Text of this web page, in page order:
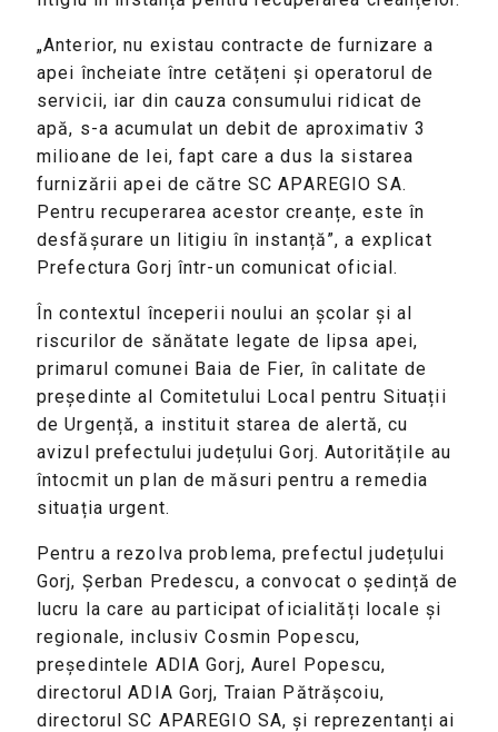
„Anterior, nu existau contracte de furnizare a
apei încheiate între cetățeni și operatorul de
servicii, iar din cauza consumului ridicat de
apă, s-a acumulat un debit de aproximativ 3
milioane de lei, fapt care a dus la sistarea
furnizării apei de către SC APAREGIO SA.
Pentru recuperarea acestor creanțe, este în
desfășurare un litigiu în instanță”, a explicat
Prefectura Gorj într-un comunicat oficial.
În contextul începerii noului an școlar și al
riscurilor de sănătate legate de lipsa apei,
primarul comunei Baia de Fier, în calitate de
președinte al Comitetului Local pentru Situații
de Urgență, a instituit starea de alertă, cu
avizul prefectului județului Gorj. Autoritățile au
întocmit un plan de măsuri pentru a remedia
situația urgent.
Pentru a rezolva problema, prefectul județului
Gorj, Șerban Predescu, a convocat o ședință de
lucru la care au participat oficialități locale și
regionale, inclusiv Cosmin Popescu,
președintele ADIA Gorj, Aurel Popescu,
directorul ADIA Gorj, Traian Pătrășcoiu,
directorul SC APAREGIO SA, și reprezentanți ai